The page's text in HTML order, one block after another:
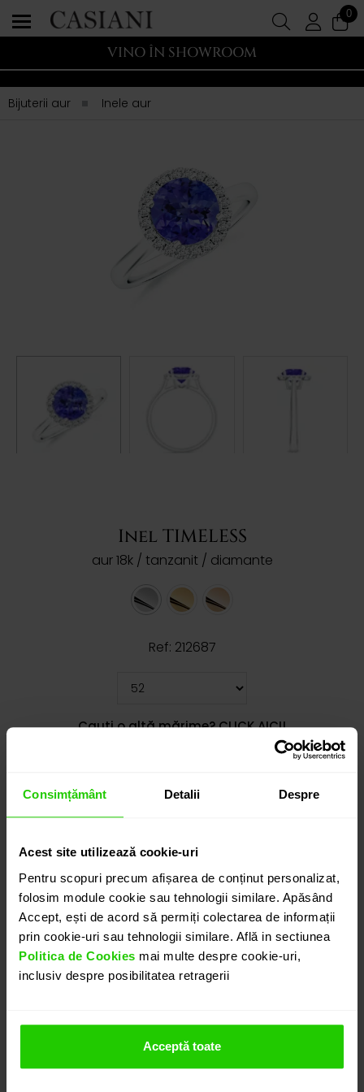
Consimțământ Detalii Despre
Acest site utilizează cookie-uri
Pentru scopuri precum afișarea de conținut personalizat,
folosim module cookie sau tehnologii similare. Apăsând
Accept, ești de acord să permiți colectarea de informații
prin cookie-uri sau tehnologii similare. Află in sectiunea
Politica de Cookies mai multe despre cookie-uri,
inclusiv despre posibilitatea retragerii
Acceptă toate
0
VINO ÎN SHOWROOM
Bijuterii aur Inele aur
Inel TIMELESS
aur 18k / tanzanit / diamante
Ref: 212687
Cauți o altă mărime? CLICK AICI!
detalii suplimentare
PROGRAMEAZĂ O ÎNTÂLNIRE
DETALII